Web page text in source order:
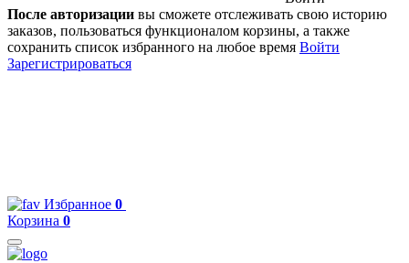
После авторизации вы сможете отслеживать свою историю
заказов, пользоваться функционалом корзины, а также
сохранить список избранного на любое время Войти
Зарегистрироваться
Избранное 0
Корзина 0